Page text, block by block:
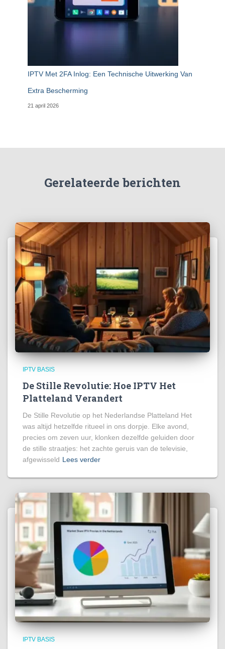
IPTV Met 2FA Inlog: Een Technische Uitwerking Van
Extra Bescherming
21 april 2026
Gerelateerde berichten
IPTV BASIS
De Stille Revolutie: Hoe IPTV Het
Platteland Verandert
De Stille Revolutie op het Nederlandse Platteland Het
was altijd hetzelfde ritueel in ons dorpje. Elke avond,
precies om zeven uur, klonken dezelfde geluiden door
de stille straatjes: het zachte geruis van de televisie,
afgewisseld Lees verder
IPTV BASIS